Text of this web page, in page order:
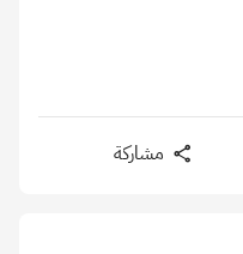
مشاركة